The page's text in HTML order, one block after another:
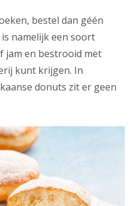
bestel dan géén
is namelijk een soort
jam en bestrooid met
kunt krijgen. In
donuts zit er geen